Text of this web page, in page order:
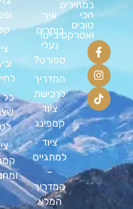
במחירים
הכי
טובים
ואטרקטיביים!
איך
בוחרים
ספורט?
המדריך
לרכישת
ציוד
קמפינג
ציוד
למתגייס
המדריך
המלא
ופקלי
קפה
וביגוד
לחיילים
כל מה
שצריך
לטיול
ציוד
קמפינג
ומחנאות